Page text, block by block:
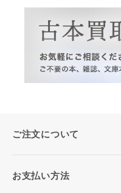
ご注文について
お支払い方法